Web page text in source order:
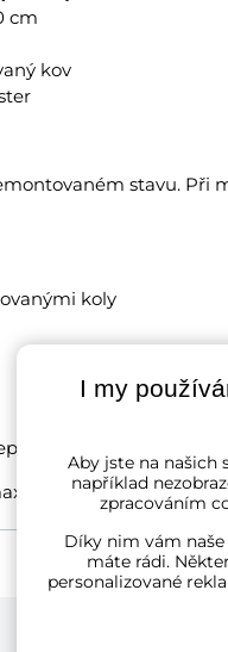
cm
kov
stavu. Při
koly
dětí. Nejedná se o
všestrannost
I my
Aby jste na našich
například
zpracováním
Díky nim vám
máte rádi.
personalizované